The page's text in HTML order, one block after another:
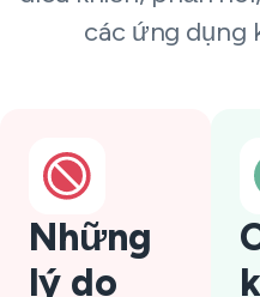
các ứng dụng
Những
lý do